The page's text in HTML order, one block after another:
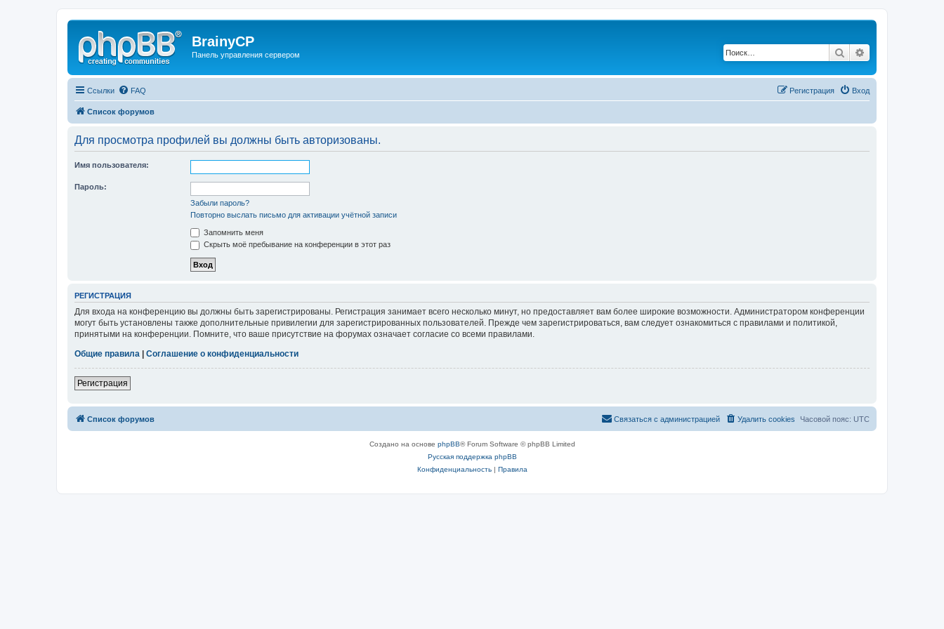
BrainyCP
Панель управления сервером Поиск
Ссылки FAQ Вход
Регистрация
Список форумов
Для просмотра профилей вы должны быть авторизованы.
Имя пользователя:
Пароль:
Забыли пароль?
Повторно выслать письмо для активации учётной записи
Запомнить меня
Скрыть моё пребывание на конференции в этот раз
РЕГИСТРАЦИЯ
Для входа на конференцию вы должны быть зарегистрированы. Регистрация занимает всего несколько минут, но предоставляет вам более широкие возможности. Администратором конференции
могут быть установлены также дополнительные привилегии для зарегистрированных пользователей. Прежде чем зарегистрироваться, вам следует ознакомиться с правилами и политикой,
принятыми на конференции. Помните, что ваше присутствие на форумах означает согласие со всеми правилами.
Общие правила
Соглашение о конфиденциальности
Регистрация
Список форумов Часовой пояс: UTC
Удалить cookies
Связаться с администрацией
Создано на основе phpBB® Forum Software © phpBB Limited
Русская поддержка phpBB
Конфиденциальность| Правила